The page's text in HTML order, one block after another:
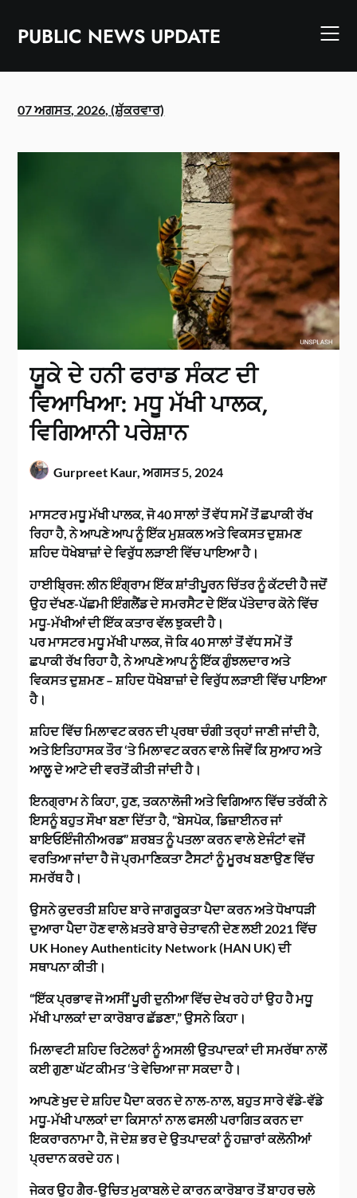
contentPUBLIC NEWS UPDATE
07 ਅਗਸਤ, 2026, (ਸ਼ੁੱਕਰਵਾਰ)
ਯੂਕੇ ਦੇ ਹਨੀ ਫਰਾਡ ਸੰਕਟ ਦੀ
ਵਿਆਖਿਆ: ਮਧੂ ਮੱਖੀ ਪਾਲਕ,
ਵਿਗਿਆਨੀ ਪਰੇਸ਼ਾਨ
Gurpreet Kaur,ਅਗਸਤ 5, 2024
ਮਾਸਟਰ ਮਧੂ ਮੱਖੀ ਪਾਲਕ, ਜੋ 40 ਸਾਲਾਂ ਤੋਂ ਵੱਧ ਸਮੇਂ ਤੋਂ ਛਪਾਕੀ ਰੱਖ
ਰਿਹਾ ਹੈ, ਨੇ ਆਪਣੇ ਆਪ ਨੂੰ ਇੱਕ ਮੁਸ਼ਕਲ ਅਤੇ ਵਿਕਸਤ ਦੁਸ਼ਮਣ
ਸ਼ਹਿਦ ਧੋਖੇਬਾਜ਼ਾਂ ਦੇ ਵਿਰੁੱਧ ਲੜਾਈ ਵਿੱਚ ਪਾਇਆ ਹੈ।
ਹਾਈਬ੍ਰਿਜ: ਲੀਨ ਇੰਗ੍ਰਾਮ ਇੱਕ ਸ਼ਾਂਤੀਪੂਰਨ ਚਿੱਤਰ ਨੂੰ ਕੱਟਦੀ ਹੈ ਜਦੋਂ
ਉਹ ਦੱਖਣ-ਪੱਛਮੀ ਇੰਗਲੈਂਡ ਦੇ ਸਮਰਸੈਟ ਦੇ ਇੱਕ ਪੱਤੇਦਾਰ ਕੋਨੇ ਵਿੱਚ
ਮਧੂ-ਮੱਖੀਆਂ ਦੀ ਇੱਕ ਕਤਾਰ ਵੱਲ ਝੁਕਦੀ ਹੈ।
ਪਰ ਮਾਸਟਰ ਮਧੂ ਮੱਖੀ ਪਾਲਕ, ਜੋ ਕਿ 40 ਸਾਲਾਂ ਤੋਂ ਵੱਧ ਸਮੇਂ ਤੋਂ
ਛਪਾਕੀ ਰੱਖ ਰਿਹਾ ਹੈ, ਨੇ ਆਪਣੇ ਆਪ ਨੂੰ ਇੱਕ ਗੁੰਝਲਦਾਰ ਅਤੇ
ਵਿਕਸਤ ਦੁਸ਼ਮਣ – ਸ਼ਹਿਦ ਧੋਖੇਬਾਜ਼ਾਂ ਦੇ ਵਿਰੁੱਧ ਲੜਾਈ ਵਿੱਚ ਪਾਇਆ
ਹੈ।
ਸ਼ਹਿਦ ਵਿੱਚ ਮਿਲਾਵਟ ਕਰਨ ਦੀ ਪ੍ਰਥਾ ਚੰਗੀ ਤਰ੍ਹਾਂ ਜਾਣੀ ਜਾਂਦੀ ਹੈ,
ਅਤੇ ਇਤਿਹਾਸਕ ਤੌਰ ‘ਤੇ ਮਿਲਾਵਟ ਕਰਨ ਵਾਲੇ ਜਿਵੇਂ ਕਿ ਸੁਆਹ ਅਤੇ
ਆਲੂ ਦੇ ਆਟੇ ਦੀ ਵਰਤੋਂ ਕੀਤੀ ਜਾਂਦੀ ਹੈ।
ਇਨਗ੍ਰਾਮ ਨੇ ਕਿਹਾ, ਹੁਣ, ਤਕਨਾਲੋਜੀ ਅਤੇ ਵਿਗਿਆਨ ਵਿੱਚ ਤਰੱਕੀ ਨੇ
ਇਸਨੂੰ ਬਹੁਤ ਸੌਖਾ ਬਣਾ ਦਿੱਤਾ ਹੈ, “ਬੇਸਪੋਕ, ਡਿਜ਼ਾਈਨਰ ਜਾਂ
ਬਾਇਓਇੰਜੀਨੀਅਰਡ” ਸ਼ਰਬਤ ਨੂੰ ਪਤਲਾ ਕਰਨ ਵਾਲੇ ਏਜੰਟਾਂ ਵਜੋਂ
ਵਰਤਿਆ ਜਾਂਦਾ ਹੈ ਜੋ ਪ੍ਰਮਾਣਿਕਤਾ ਟੈਸਟਾਂ ਨੂੰ ਮੂਰਖ ਬਣਾਉਣ ਵਿੱਚ
ਸਮਰੱਥ ਹੈ।
ਉਸਨੇ ਕੁਦਰਤੀ ਸ਼ਹਿਦ ਬਾਰੇ ਜਾਗਰੂਕਤਾ ਪੈਦਾ ਕਰਨ ਅਤੇ ਧੋਖਾਧੜੀ
ਦੁਆਰਾ ਪੈਦਾ ਹੋਣ ਵਾਲੇ ਖ਼ਤਰੇ ਬਾਰੇ ਚੇਤਾਵਨੀ ਦੇਣ ਲਈ 2021 ਵਿੱਚ
UK Honey Authenticity Network (HAN UK) ਦੀ
ਸਥਾਪਨਾ ਕੀਤੀ।
“ਇੱਕ ਪ੍ਰਭਾਵ ਜੋ ਅਸੀਂ ਪੂਰੀ ਦੁਨੀਆ ਵਿੱਚ ਦੇਖ ਰਹੇ ਹਾਂ ਉਹ ਹੈ ਮਧੂ
ਮੱਖੀ ਪਾਲਕਾਂ ਦਾ ਕਾਰੋਬਾਰ ਛੱਡਣਾ,” ਉਸਨੇ ਕਿਹਾ।
ਮਿਲਾਵਟੀ ਸ਼ਹਿਦ ਰਿਟੇਲਰਾਂ ਨੂੰ ਅਸਲੀ ਉਤਪਾਦਕਾਂ ਦੀ ਸਮਰੱਥਾ ਨਾਲੋਂ
ਕਈ ਗੁਣਾ ਘੱਟ ਕੀਮਤ ‘ਤੇ ਵੇਚਿਆ ਜਾ ਸਕਦਾ ਹੈ।
ਆਪਣੇ ਖੁਦ ਦੇ ਸ਼ਹਿਦ ਪੈਦਾ ਕਰਨ ਦੇ ਨਾਲ-ਨਾਲ, ਬਹੁਤ ਸਾਰੇ ਵੱਡੇ-ਵੱਡੇ
ਮਧੂ-ਮੱਖੀ ਪਾਲਕਾਂ ਦਾ ਕਿਸਾਨਾਂ ਨਾਲ ਫਸਲੀ ਪਰਾਗਿਤ ਕਰਨ ਦਾ
ਇਕਰਾਰਨਾਮਾ ਹੈ, ਜੋ ਦੇਸ਼ ਭਰ ਦੇ ਉਤਪਾਦਕਾਂ ਨੂੰ ਹਜ਼ਾਰਾਂ ਕਲੋਨੀਆਂ
ਪ੍ਰਦਾਨ ਕਰਦੇ ਹਨ।
ਜੇਕਰ ਉਹ ਗੈਰ-ਉਚਿਤ ਮੁਕਾਬਲੇ ਦੇ ਕਾਰਨ ਕਾਰੋਬਾਰ ਤੋਂ ਬਾਹਰ ਚਲੇ